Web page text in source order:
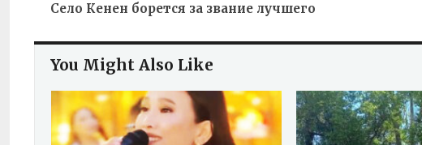
Село Кенен борется за звание лучшего
You Might Also Like